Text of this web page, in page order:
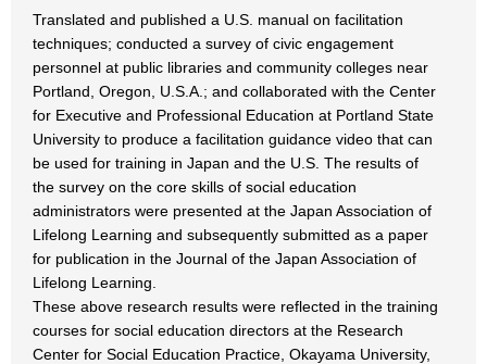
Translated and published a U.S. manual on facilitation
techniques; conducted a survey of civic engagement
personnel at public libraries and community colleges near
Portland, Oregon, U.S.A.; and collaborated with the Center
for Executive and Professional Education at Portland State
University to produce a facilitation guidance video that can
be used for training in Japan and the U.S. The results of
the survey on the core skills of social education
administrators were presented at the Japan Association of
Lifelong Learning and subsequently submitted as a paper
for publication in the Journal of the Japan Association of
Lifelong Learning.
These above research results were reflected in the training
courses for social education directors at the Research
Center for Social Education Practice, Okayama University,